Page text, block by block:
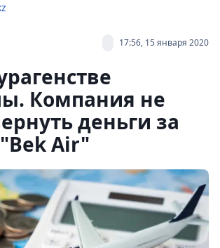
17:56, 15 января 2020
Компания не
деньги за
Air"